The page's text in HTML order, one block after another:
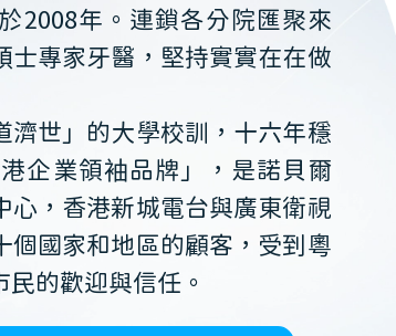
2008年。連鎖各分院匯聚來
士專家牙醫，堅持實實在在做
濟世」的大學校訓，十六年穩
企業領袖品牌」，是諾貝爾
心，香港新城電台與廣東衛視
個國家和地區的顧客，受到粵
的歡迎與信任。